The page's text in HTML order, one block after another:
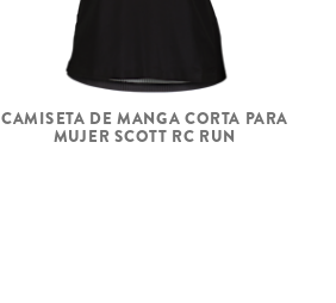
CAMISETA DE MANGA CORTA PARA
MUJER SCOTT RC RUN